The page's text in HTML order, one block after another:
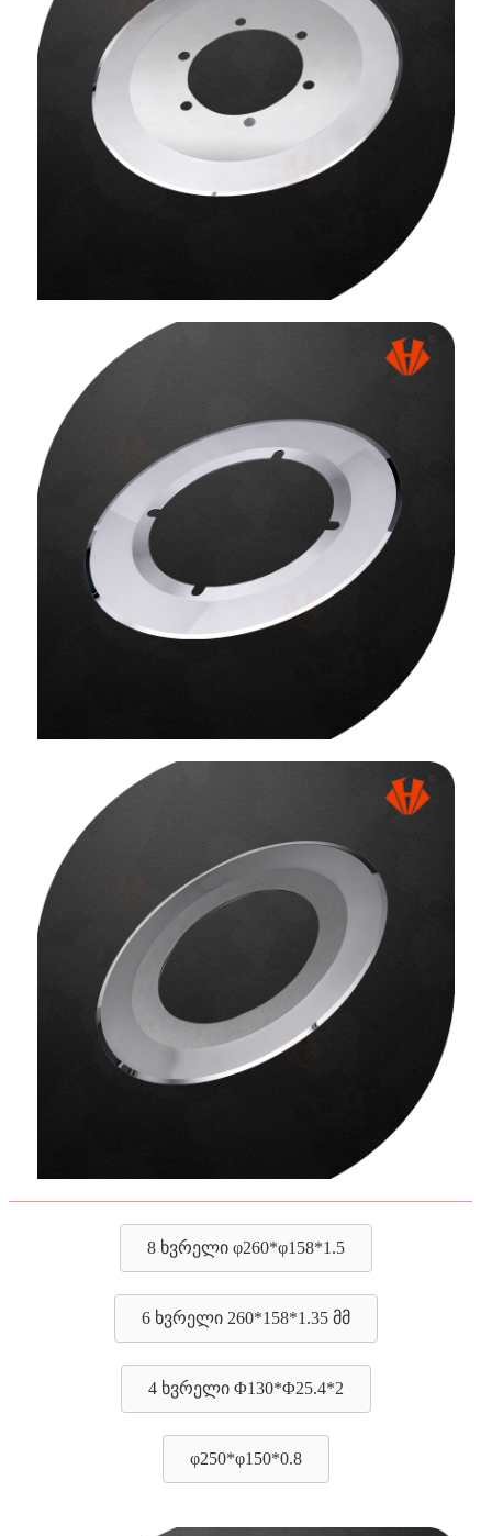
8 ხვრელი φ260*φ158*1.5
6 ხვრელი 260*158*1.35 მმ
4 ხვრელი Φ130*Φ25.4*2
φ250*φ150*0.8